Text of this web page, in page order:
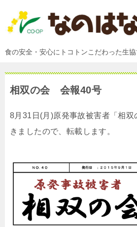
食の安全・安心にトコトンこだわった生協
相双の会 会報40号
8月31日(月)原発事故被害者「相双
きましたので、転載します。